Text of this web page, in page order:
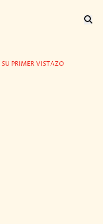
PRIMER VISTAZO